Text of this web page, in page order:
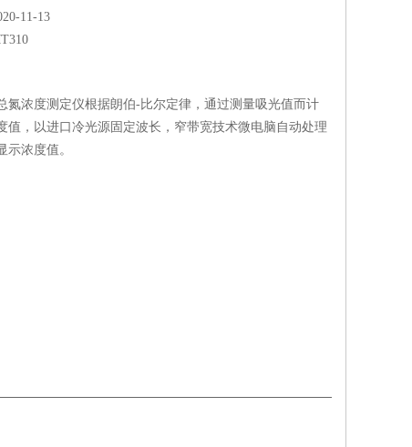
11-13
氮浓度测定仪根据朗伯-比尔定律，通过测量吸光值而计
值，以进口冷光源固定波长，窄带宽技术微电脑自动处理
示浓度值。